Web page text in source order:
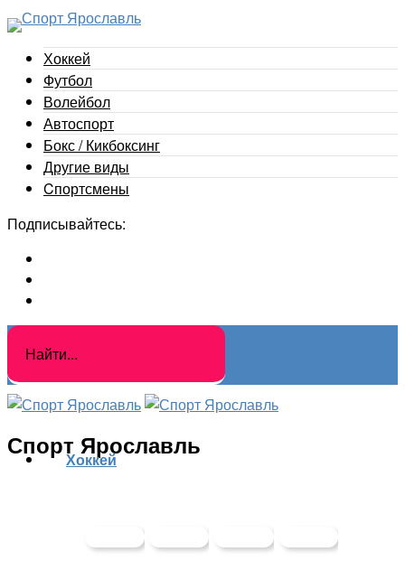
Хоккей
Футбол
Волейбол
Автоспорт
Бокс / Кикбоксинг
Другие виды
Cпортсмены
Подписывайтесь:
Спорт Ярославль
Хоккей